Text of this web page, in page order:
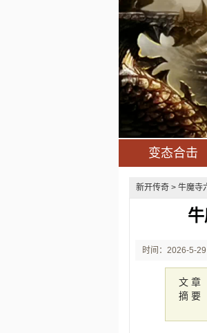
变态合击
新开传奇 > 牛魔寺
时间：2026-5-29
21:39:34
文 章
摘 要